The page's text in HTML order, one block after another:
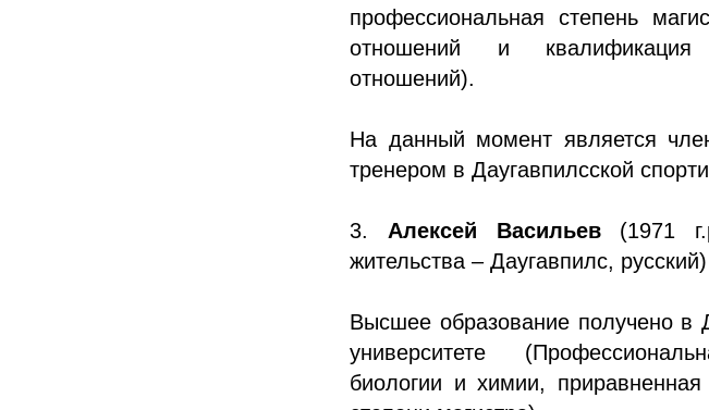
профессиональная степень
отношений и квалификация
отношений).
На данный момент является
тренером в Даугавпилсской
3. Алексей Васильев(1971
жительства – Даугавпилс, русский)
Высшее образование получено в
университете
биологии и химии,